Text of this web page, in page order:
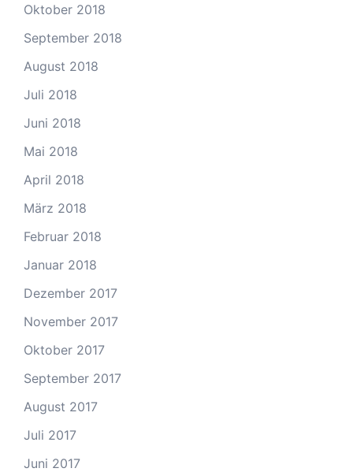
Oktober 2018
September 2018
August 2018
Juli 2018
Juni 2018
Mai 2018
April 2018
März 2018
Februar 2018
Januar 2018
Dezember 2017
November 2017
Oktober 2017
September 2017
August 2017
Juli 2017
Juni 2017